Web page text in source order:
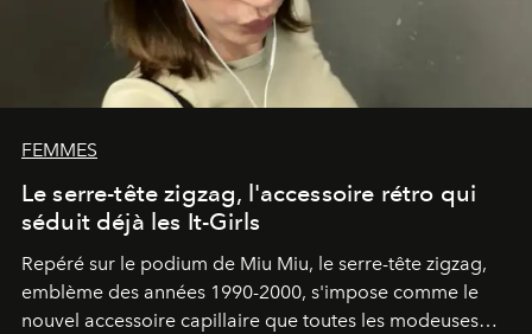
FEMMES
Le serre-tête zigzag, l'accessoire rétro qui
séduit déjà les It-Girls
Repéré sur le podium de Miu Miu, le serre-tête zigzag,
emblème des années 1990-2000, s'impose comme le
nouvel accessoire capillaire que toutes les modeuses